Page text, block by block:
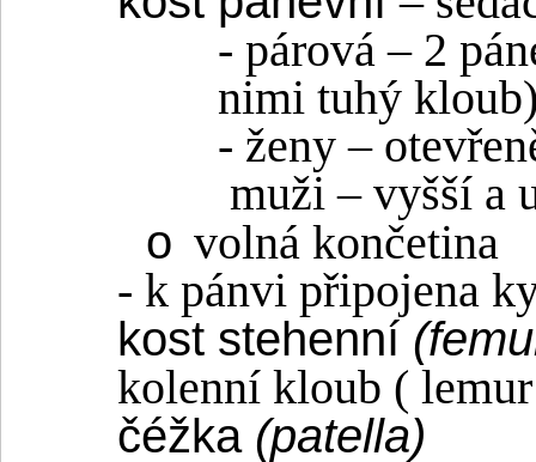
- párová – 2
nimi tuhý
- ženy –
muži – vyšší a
o volná končetina
- k pánvi připojena
kost stehenní
kolenní kloub (
čéžka (patella)